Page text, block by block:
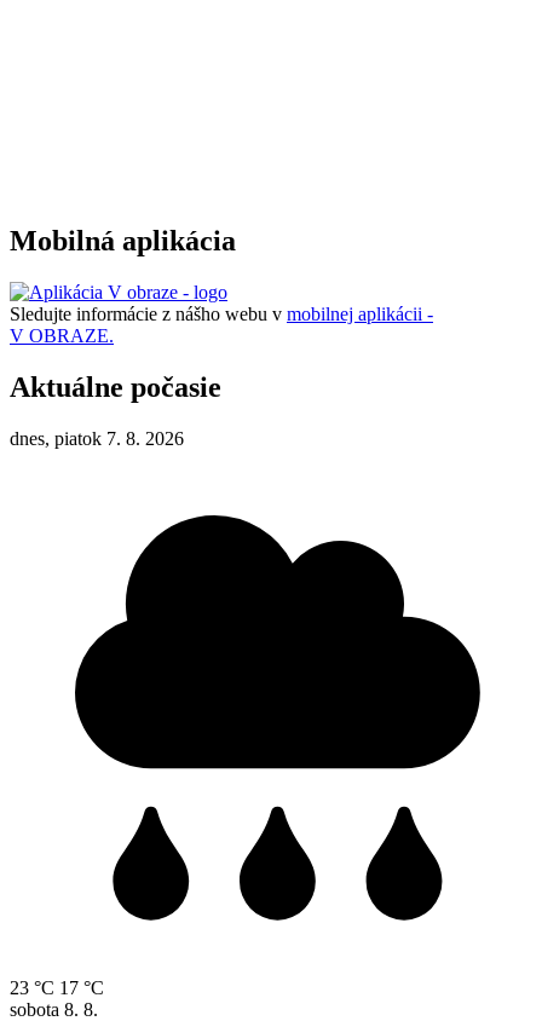
Mobilná aplikácia
Sledujte informácie z nášho webu v mobilnej aplikácii -
V OBRAZE.
Aktuálne počasie
dnes, piatok 7. 8. 2026
23 °C 17 °C
sobota 8. 8.